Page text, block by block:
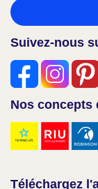
Suivez-nous
Nos concepts
Téléchargez